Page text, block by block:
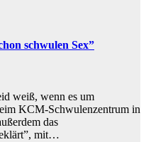
schwulen Sex”
weiß, wenn es um
KCM-Schwulenzentrum in
das
mit…